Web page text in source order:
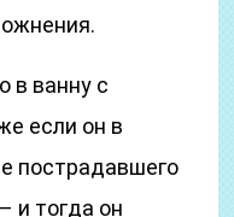
в ванну с
если он в
пострадавшего
и тогда он